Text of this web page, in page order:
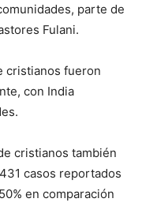
parte de
Fulani.
cristianos fueron
con India
cristianos también
casos reportados
en comparación